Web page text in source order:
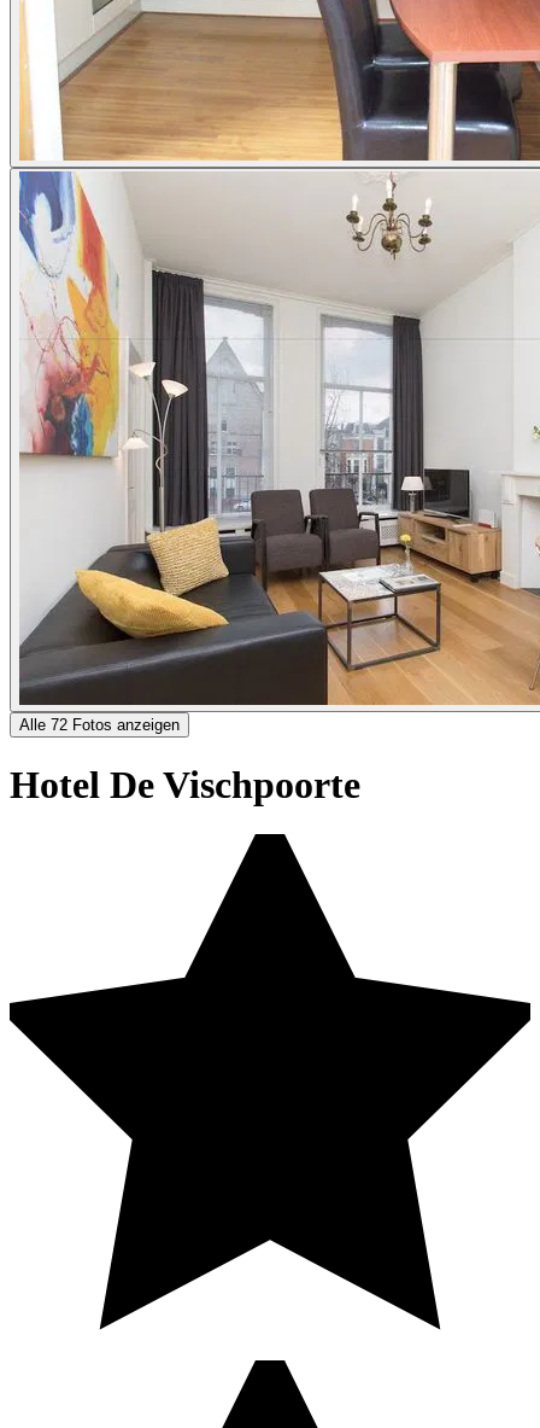
Alle 72 Fotos anzeigen
Hotel De Vischpoorte